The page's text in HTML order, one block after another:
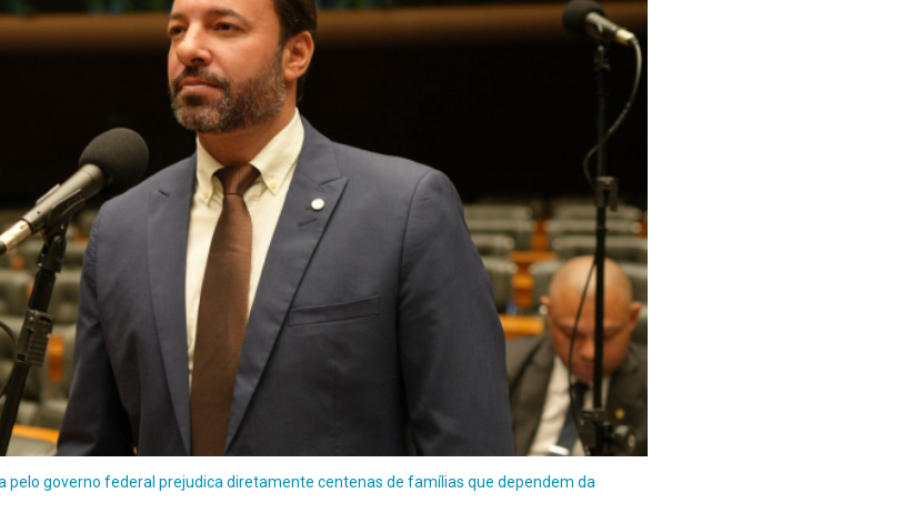
pelo governo federal prejudica diretamente centenas de famílias que dependem da